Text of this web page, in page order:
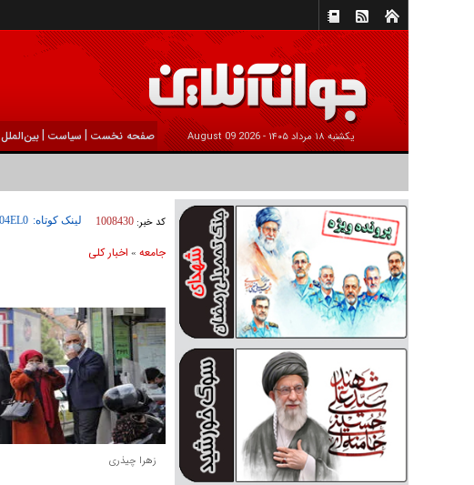
يکشنبه ۱۸ مرداد ۱۴۰۵ - 2026 August 09 صفحه نخست | سیاست |بين‌الملل
کد خبر: 1008430 لینک کوتاه:
جامعه» اخبار كلی
زهرا چيذری